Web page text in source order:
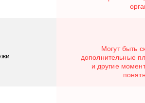
Могут быть
дополнительные
и другие